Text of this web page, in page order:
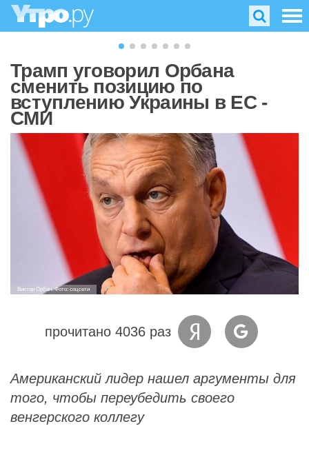
Трамп уговорил Орбана
сменить позицию по
вступлению Украины в ЕС -
СМИ
Виктор Орбан. Фото: соцсети
прочитано 4036 раз
Американский лидер нашел аргументы для
того, чтобы переубедить своего
венгерского коллегу